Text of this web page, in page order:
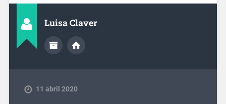
Luisa Claver
11 abril 2020